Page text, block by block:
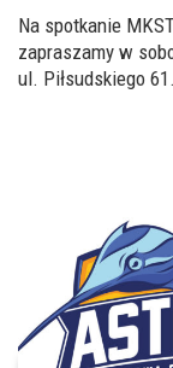
Na spotkanie
zapraszamy w
ul. Piłsudskiego